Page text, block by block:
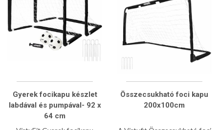
Gyerek focikapu készlet
labdával és pumpával- 92 x
64 cm
Összecsukható foci kapu
200x100cm